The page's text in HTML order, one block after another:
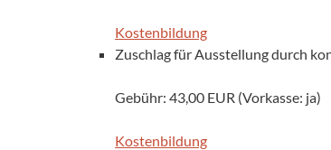
Kostenbildung
Zuschlag für Ausstellung durch
Gebühr: 43,00 EUR (Vorkasse: ja)
Kostenbildung